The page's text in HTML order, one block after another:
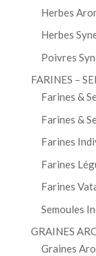
Herbes
Herbes
Poivres
FARINES –
Farines &
Farines &
Farines
Farines
Farines
Semoules
GRAINES
Graines